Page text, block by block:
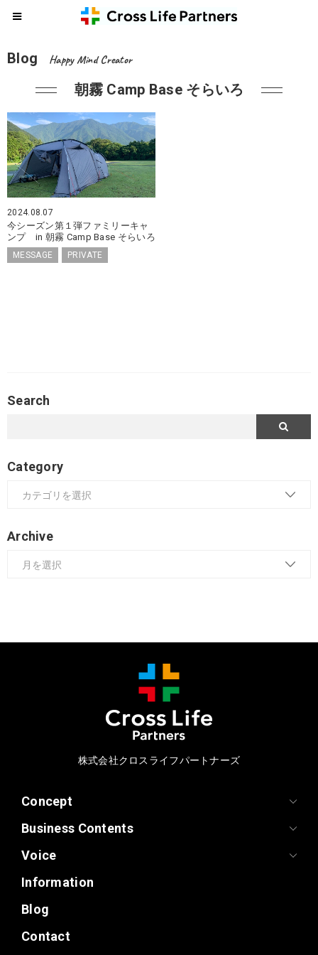
Blog Happy Mind Creator
朝霧 Camp Base そらいろ
2024.08.07
今シーズン第１弾ファミリーキャ
ンプ in 朝霧 Camp Base そらいろ
MESSAGE PRIVATE
Search
Category
Archive
株式会社クロスライフパートナーズ
Concept
Business Contents
Voice
Information
Blog
Contact